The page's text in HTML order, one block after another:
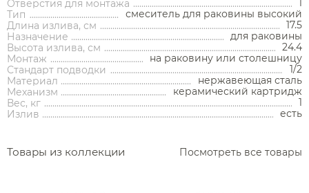
Каталог
Аксессуары
Мебель для ванной
Смесители
Раковины Инсталляции
Дозаторы
Мыльницы
Стаканы
Ершики
Крючки
Полки и корзины
Мебель для ванной комнаты
Гарнитуры
Смесители
Смесители для раковины
Душ
Смесители встраиваемые для душа и ванны
Смесители накладные для душа и ванны
Душевые стойки
Трапы и сливы
Отверстия для монтажа
1
Тип
смеситель для раковины высокий
Длина излива, см
17.5
Назначение
для раковины
Высота излива, см
24.4
Монтаж
на раковину или столешницу
Стандарт подводки
1/2
Материал
нержавеющая сталь
Механизм
керамический картридж
Вес, кг
1
Излив
есть
Товары из коллекции Посмотреть все товары